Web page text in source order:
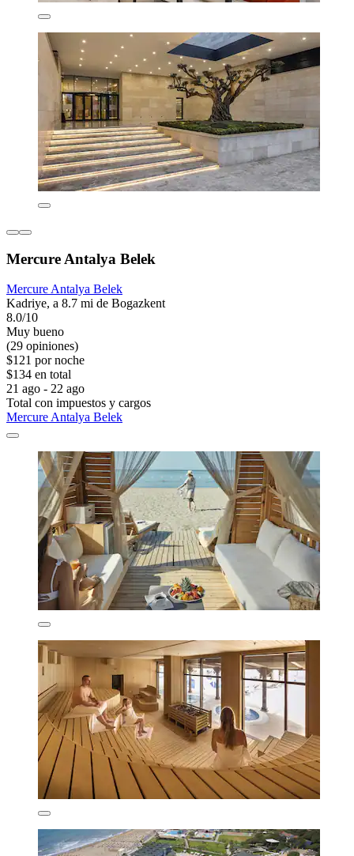
Mercure Antalya Belek
Mercure Antalya Belek
Kadriye, a 8.7 mi de Bogazkent
8.0/10
Muy bueno
(29 opiniones)
$121 por noche
$134 en total
21 ago - 22 ago
Total con impuestos y cargos
Mercure Antalya Belek